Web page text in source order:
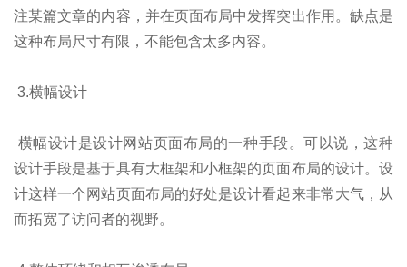
注某篇文章的内容，并在页面布局中发挥突出作用。缺点是
这种布局尺寸有限，不能包含太多内容。
3.横幅设计
横幅设计是设计网站页面布局的一种手段。可以说，这种
设计手段是基于具有大框架和小框架的页面布局的设计。设
计这样一个网站页面布局的好处是设计看起来非常大气，从
而拓宽了访问者的视野。